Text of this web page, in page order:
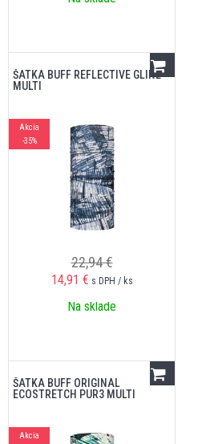
ŠATKA BUFF REFLECTIVE GLINE
MULTI
Akcia
-35%
22,94 €
14,91 € s DPH / ks
Na sklade
ŠATKA BUFF ORIGINAL
ECOSTRETCH PUR3 MULTI
Akcia